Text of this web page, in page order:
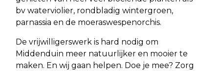
bv waterviolier, rondbladig wintergroen,
parnassia en de moeraswespenorchis.
De vrijwilligerswerk is hard nodig om
Middenduin meer natuurlijker en mooier te
maken. En wij gaan helpen. Doe je mee? Zorg